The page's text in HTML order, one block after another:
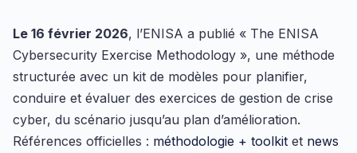
Le 16 février 2026, l’ENISA a publié « The ENISA
Cybersecurity Exercise Methodology », une méthode
structurée avec un kit de modèles pour planifier,
conduire et évaluer des exercices de gestion de crise
cyber, du scénario jusqu’au plan d’amélioration.
Références officielles : méthodologie + toolkit et news